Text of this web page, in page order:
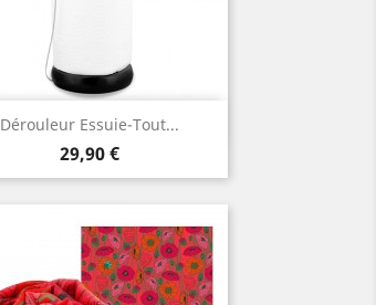
Dérouleur Essuie-Tout...
Prix
29,90 €
Aperçu rapide